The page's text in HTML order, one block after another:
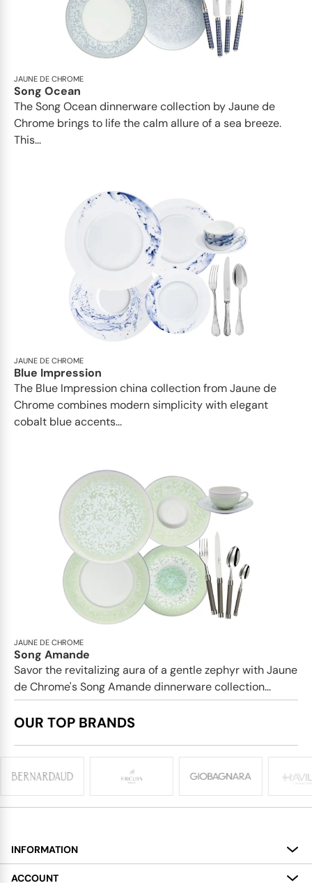
JAUNE DE CHROME
Song Ocean
The Song Ocean dinnerware collection by Jaune de
Chrome brings to life the calm allure of a sea breeze.
This...
JAUNE DE CHROME
Blue Impression
The Blue Impression china collection from Jaune de
Chrome combines modern simplicity with elegant
cobalt blue accents...
JAUNE DE CHROME
Song Amande
Savor the revitalizing aura of a gentle zephyr with Jaune
de Chrome's Song Amande dinnerware collection...
OUR TOP BRANDS
INFORMATION
About
ACCOUNT